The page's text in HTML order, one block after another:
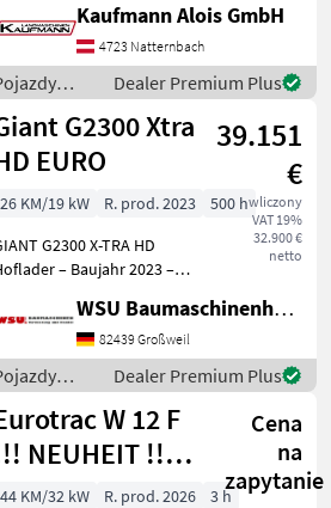
Einhebelsteuergerät
h Stufenloses
Lenkung
Kaufmann Alois GmbH
4723 Natternbach
/
Dealer Premium Plus
G2300 Xtra
EURO
39.151
€
wliczony
VAT 19%
32.900 €
netto
26 KM/19 kW R. prod. 2023
500 h
G2300 X-TRA HD
– Baujahr 2023 –
Verkauf steht ein
gepflegter GIANT G2300 X-
HD Hoflader aus
2023. Die Maschi
WSU Baumaschinenhandel u. Gerätevermietung GmbH
82439 Großweil
/
Dealer Premium Plus
W 12 F
NEUHEIT !!!
Prompt
Cena
na
zapytanie
44 KM/32 kW R. prod. 2026
3 h